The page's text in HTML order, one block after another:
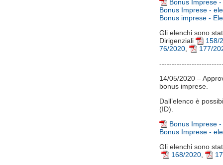
Bonus Imprese
Bonus Imprese -
Bonus imprese -
Gli elenchi sono
Dirigenziali
158/
76/2020
177/
14/05/2020 –
bonus imprese.
Dall’elenco è
(ID).
Bonus Imprese
Bonus Imprese -
Gli elenchi sono
168/2020